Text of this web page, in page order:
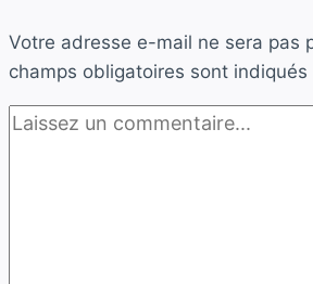
Votre adresse e-mail ne sera pas
champs obligatoires sont indiqués